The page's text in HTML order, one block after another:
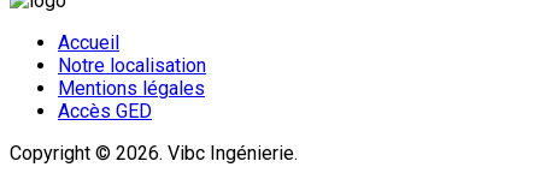
Accueil
Notre localisation
Mentions légales
Accès GED
Copyright © 2026. Vibc Ingénierie.